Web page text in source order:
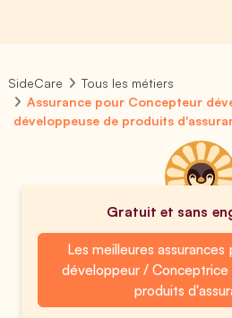
SideCare
Tous les métiers
Assurance pour Concepteur
développeuse de produits
Gratuit et sans
Les meilleures
développeur /
produits